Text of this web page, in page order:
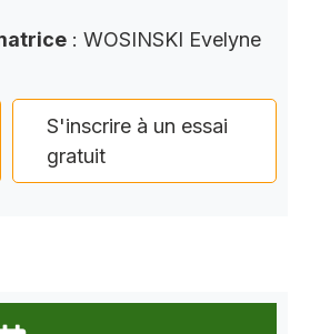
: WOSINSKI Evelyne
S'inscrire à un essai
gratuit